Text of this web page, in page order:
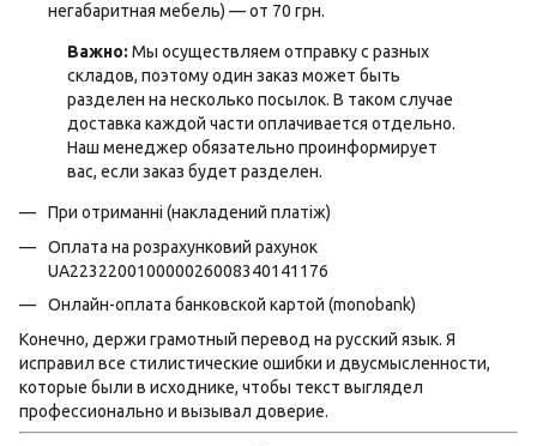
негабаритная мебель) — от 70 грн.
Важно: Мы осуществляем отправку с разных
складов, поэтому один заказ может быть
разделен на несколько посылок. В таком случае
доставка каждой части оплачивается отдельно.
Наш менеджер обязательно проинформирует
вас, если заказ будет разделен.
При отриманні (накладений платіж)
Оплата на розрахунковий рахунок
UA223220010000026008340141176
Онлайн-оплата банковской картой (monobank)
Конечно, держи грамотный перевод на русский язык. Я
исправил все стилистические ошибки и двусмысленности,
которые были в исходнике, чтобы текст выглядел
профессионально и вызывал доверие.